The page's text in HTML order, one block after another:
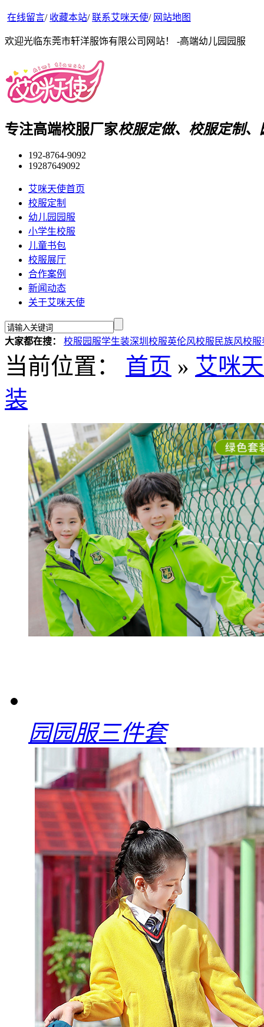
在线留言/ 收藏本站/联系艾咪天使/ 网站地图
欢迎光临东莞市轩洋服饰有限公司网站！ -高端幼儿园园服
专注高端校服厂家校服定做、校服定制
192-8764-9092
19287649092
艾咪天使首页
校服定制
幼儿园园服
小学生校服
儿童书包
校服展厅
合作案例
新闻动态
关于艾咪天使
大家都在搜： 校服 园服学生装深圳校服英伦风校服 民族风校服
当前位置： 首页 » 艾咪
装
园园服三件套